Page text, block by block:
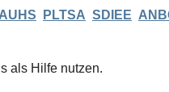
AUHS PLTSA SDIEE
als Hilfe nutzen.